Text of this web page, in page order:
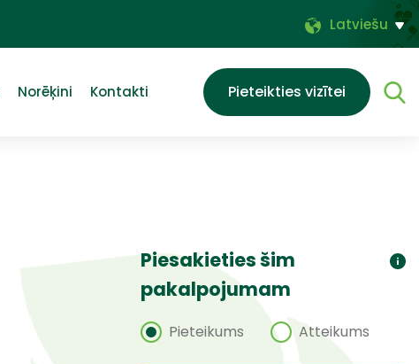
Latviešu
Norēķini Kontakti Pieteikties vizītei
Piesakieties šim
pakalpojumam
Pieteikums Atteikums